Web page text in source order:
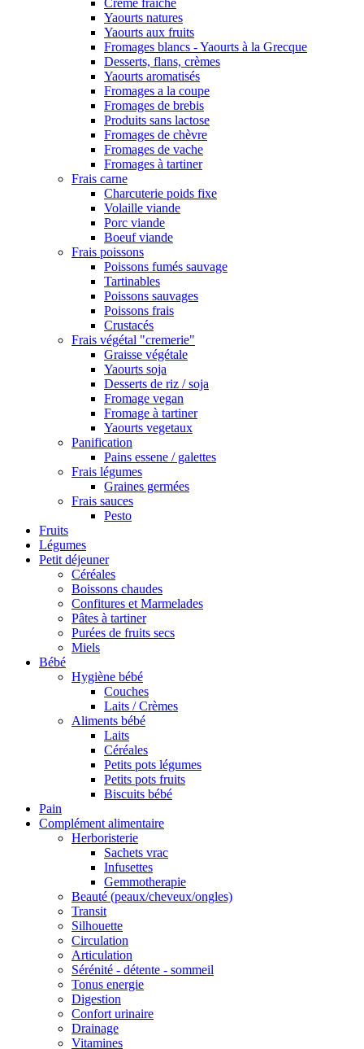
Crème fraiche
Yaourts natures
Yaourts aux fruits
Fromages blancs - Yaourts à la Grecque
Desserts, flans, crèmes
Yaourts aromatisés
Fromages a la coupe
Fromages de brebis
Produits sans lactose
Fromages de chèvre
Fromages de vache
Fromages à tartiner
Frais carne
Charcuterie poids fixe
Volaille viande
Porc viande
Boeuf viande
Frais poissons
Poissons fumés sauvage
Tartinables
Poissons sauvages
Poissons frais
Crustacés
Frais végétal "cremerie"
Graisse végétale
Yaourts soja
Desserts de riz / soja
Fromage vegan
Fromage à tartiner
Yaourts vegetaux
Panification
Pains essene / galettes
Frais légumes
Graines germées
Frais sauces
Pesto
Fruits
Légumes
Petit déjeuner
Céréales
Boissons chaudes
Confitures et Marmelades
Pâtes à tartiner
Purées de fruits secs
Miels
Bébé
Hygiène bébé
Couches
Laits / Crèmes
Aliments bébé
Laits
Céréales
Petits pots légumes
Petits pots fruits
Biscuits bébé
Pain
Complément alimentaire
Herboristerie
Sachets vrac
Infusettes
Gemmotherapie
Beauté (peaux/cheveux/ongles)
Transit
Silhouette
Circulation
Articulation
Sérénité - détente - sommeil
Tonus energie
Digestion
Confort urinaire
Drainage
Vitamines